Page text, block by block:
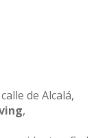
de Alcalá,
,